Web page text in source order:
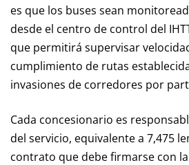
es que los buses sean
desde el centro de control del
que permitirá supervisar
cumplimiento de rutas
invasiones de corredores por
Cada concesionario es
del servicio, equivalente a 7,475
contrato que debe firmarse con